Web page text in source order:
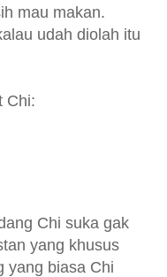
mau makan.
udah diolah itu
Chi:
Chi suka gak
yang khusus
yang biasa Chi